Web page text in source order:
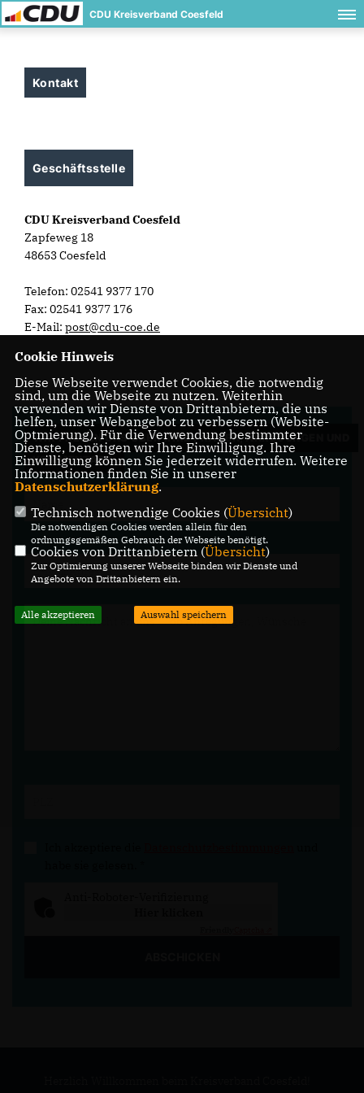
CDU Kreisverband Coesfeld
Kontakt
Geschäftsstelle
CDU Kreisverband Coesfeld
Zapfeweg 18
48653 Coesfeld
Telefon: 02541 9377 170
Fax: 02541 9377 176
E-Mail: post@cdu-coe.de
WIR FREUEN UNS ÜBER IHRE FRAGEN, ANREGUNGEN UND
KOMMENTARE.
Cookie Hinweis
Diese Webseite verwendet Cookies, die notwendig
sind, um die Webseite zu nutzen. Weiterhin
verwenden wir Dienste von Drittanbietern, die uns
helfen, unser Webangebot zu verbessern (Website-
Optmierung). Für die Verwendung bestimmter
Dienste, benötigen wir Ihre Einwilligung. Ihre
Einwilligung können Sie jederzeit widerrufen. Weitere
Informationen finden Sie in unserer
Datenschutzerklärung.
Technisch notwendige Cookies (Übersicht)
Die notwendigen Cookies werden allein für den
ordnungsgemäßen Gebrauch der Webseite benötigt.
Cookies von Drittanbietern (Übersicht)
Zur Optimierung unserer Webseite binden wir Dienste und
Angebote von Drittanbietern ein.
Alle akzeptieren Auswahl speichern